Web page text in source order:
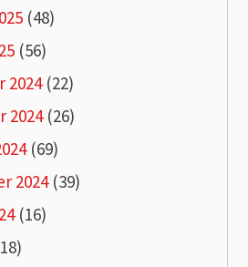
(48)
(56)
2024(22)
2024(26)
(69)
2024(39)
(16)